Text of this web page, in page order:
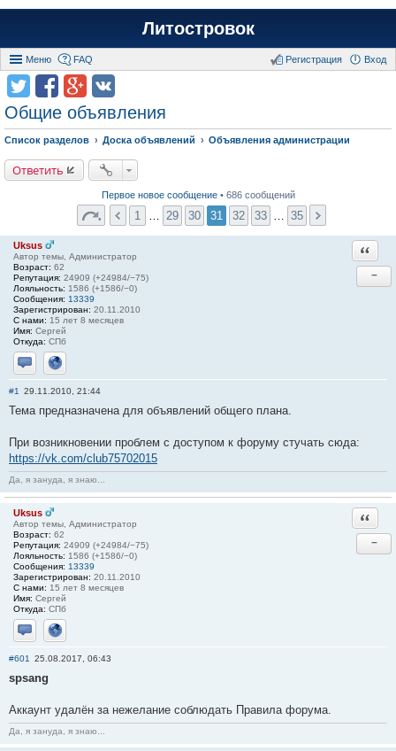
Литостровок
Меню FAQ Вход
Регистрация
Общие объявления
Список разделов Доска объявлений Объявления администрации
Ответить
Первое новое сообщение• 686 сообщений
1 29 30 31 32 33 35
Uksus
Автор темы, Администратор
Возраст: 62
Репутация: 24909 (+24984/−75)
Лояльность: 1586 (+1586/−0)
Сообщения: 13339
Зарегистрирован: 20.11.2010
С нами: 15 лет 8 месяцев
Имя: Сергей
Откуда: СПб
Отправить личное сообщение
Сайт
−
#1 29.11.2010, 21:44
Тема предназначена для объявлений общего плана.
При возникновении проблем с доступом к форуму стучать сюда:
https://vk.com/club75702015
Да, я зануда, я знаю...
Uksus
Автор темы, Администратор
Возраст: 62
Репутация: 24909 (+24984/−75)
Лояльность: 1586 (+1586/−0)
Сообщения: 13339
Зарегистрирован: 20.11.2010
С нами: 15 лет 8 месяцев
Имя: Сергей
Откуда: СПб
Отправить личное сообщение
Сайт
−
#601 25.08.2017, 06:43
spsang
Аккаунт удалён за нежелание соблюдать Правила форума.
Да, я зануда, я знаю...